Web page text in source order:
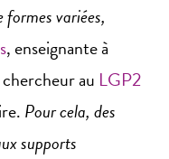
variées,
, enseignante à
au LGP2
Pour cela, des
supports